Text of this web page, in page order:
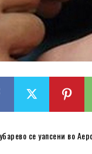
се уапсени во